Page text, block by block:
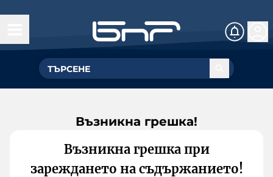
Възникна грешка!
Възникна грешка при
зареждането на съдържанието!